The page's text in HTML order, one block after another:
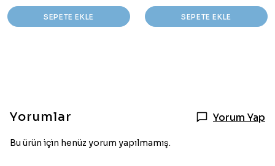
SEPETE EKLE SEPETE EKLE
Yorumlar Yorum Yap
Bu ürün için henüz yorum yapılmamış.